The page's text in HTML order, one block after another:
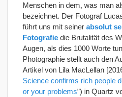
Menschen in dem, was man
bezeichnet. Der Fotograf
führt uns mit seiner absolut
Fotografie die Brutalität des
Augen, als dies 1000 Worte
Photographie stellt auch den
Artikel von Lila MacLellan
Science confirms rich people
or your problems”) in Quartz